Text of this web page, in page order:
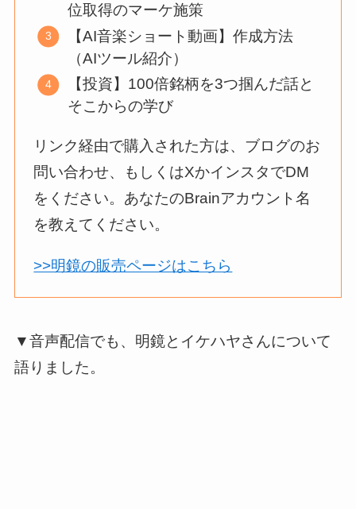
位取得のマーケ施策
【AI音楽ショート動画】作成方法
（AIツール紹介）
【投資】100倍銘柄を3つ掴んだ話と
そこからの学び
リンク経由で購入された方は、ブログのお
問い合わせ、もしくはXかインスタでDM
をください。あなたのBrainアカウント名
を教えてください。
>>明鏡の販売ページはこちら
▼音声配信でも、明鏡とイケハヤさんについて
語りました。